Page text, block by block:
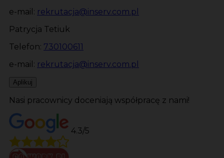
e-mail: rekrutacja@inserv.com.pl
Patrycja Tetiuk
Telefon: 730100611
e-mail: rekrutacja@inserv.com.pl
Aplikuj
Nasi pracownicy doceniają współpracę z nami!
4.3/5